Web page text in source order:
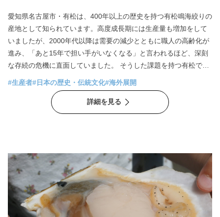
愛知県名古屋市・有松は、400年以上の歴史を持つ有松鳴海絞りの
産地として知られています。高度成長期には生産量も増加をして
いましたが、2000年代以降は需要の減少とともに職人の高齢化が
進み、「あと15年で担い手がいなくなる」と言われるほど、深刻
な存続の危機に直面していました。 そうした課題を持つ有松で生
まれ育ち、四代続く絞りの家業を背景に持つのが、テキスタイル
ブランド『suzusan （スズサン）』CEO 兼クリエイティブ・ディ
レクターの村瀬弘行さんです。 家業は分業制の一工程を担う小規
模な職人仕事で、村瀬さん自身も幼い頃から、町が静かに衰退し
げたsuzusanは、「手でつくること」「有松でつくること」を変
えないという明確な方針のもと、創業当初から海外市場を見据え
たブランド運営を展開。現在ではヨーロッパやアメリカを中心に
世界約120店舗と取引を行い、売上の約8割を海外が占めるまでに
成長しています。 その結果、有松のものづくりの現場には20～30
#生産者#日本の歴史・伝統文化#海外展開
詳細を見る